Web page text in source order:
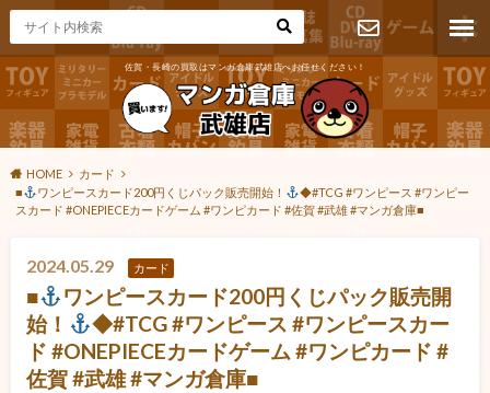
佐賀・長崎の買取はマンガ倉庫武雄店へお任せください！
お問い合わ
せ
HOME
カード
■
ワンピースカード200円くじパック販売開始！
◆#TCG #ワンピース #ワンピー
スカード #ONEPIECEカードゲーム #ワンピカード #佐賀 #武雄 #マンガ倉庫■
2024.05.29 カード
■
ワンピースカード200円くじパック販売開
始！
◆#TCG #ワンピース #ワンピースカー
ド #ONEPIECEカードゲーム #ワンピカード #
佐賀 #武雄 #マンガ倉庫■